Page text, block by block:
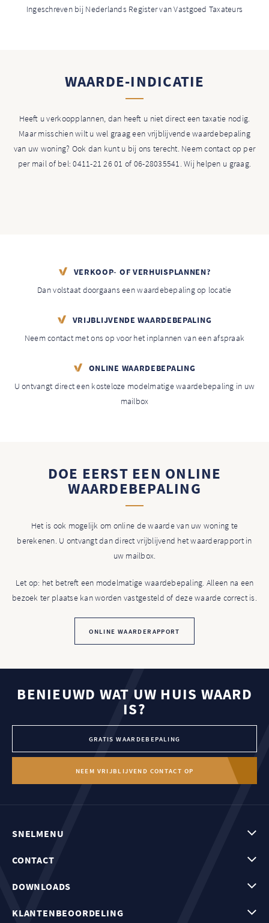
Ingeschreven bij Nederlands Register van Vastgoed Taxateurs
WAARDE-INDICATIE
Heeft u verkoopplannen, dan heeft u niet direct een taxatie nodig.
Maar misschien wilt u wel graag een vrijblijvende waardebepaling
van uw woning? Ook dan kunt u bij ons terecht. Neem contact op per
per mail of bel: 0411-21 26 01 of 06-28035541. Wij helpen u graag.
VERKOOP- OF VERHUISPLANNEN?
Dan volstaat doorgaans een waardebepaling op locatie
VRIJBLIJVENDE WAARDEBEPALING
Neem contact met ons op voor het inplannen van een afspraak
ONLINE WAARDEBEPALING
U ontvangt direct een kosteloze modelmatige waardebepaling in uw
mailbox
DOE EERST EEN ONLINE
WAARDEBEPALING
Het is ook mogelijk om online de waarde van uw woning te
berekenen. U ontvangt dan direct vrijblijvend het waarderapport in
uw mailbox.
Let op: het betreft een modelmatige waardebepaling. Alleen na een
bezoek ter plaatse kan worden vastgesteld of deze waarde correct is.
ONLINE WAARDERAPPORT
BENIEUWD WAT UW HUIS WAARD
IS?
GRATIS WAARDEBEPALING
NEEM VRIJBLIJVEND CONTACT OP
SNELMENU
CONTACT
DOWNLOADS
KLANTENBEOORDELING